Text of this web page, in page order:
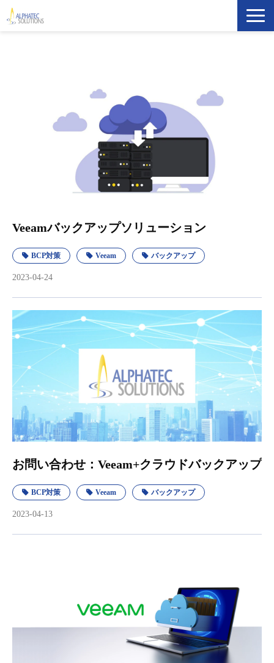
イベント・セミナー
ATS Newsletter購読登録
企業情報
Veeamバックアップソリューション
BCP対策 Veeam バックアップ
2023-04-24
お問い合わせ：Veeam+クラウドバックアップ
BCP対策 Veeam バックアップ
2023-04-13